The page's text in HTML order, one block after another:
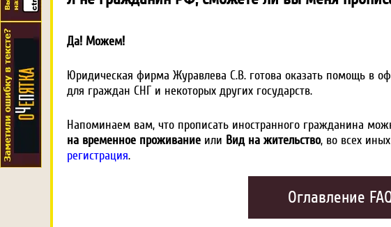
Да! Можем!
Юридическая фирма Журавлева С.В. готова оказать помощь в
для граждан СНГ и некоторых других государств.
Напоминаем вам, что прописать иностранного гражданина
на временное проживание или Вид на жительство, во всех
регистрация.
Оглавление